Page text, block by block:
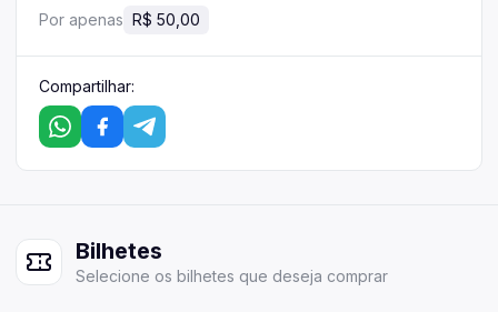
Veja todas as campanhas disponíveis
Consultar pedidos
Veja todos os seus pedidos
Área de afiliados
Por apenas R$ 50,00
Compartilhar:
Bilhetes
Selecione os bilhetes que deseja comprar